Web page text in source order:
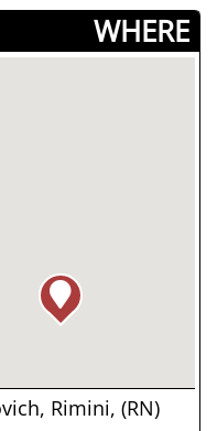
­WHERE
Rimini, (RN)